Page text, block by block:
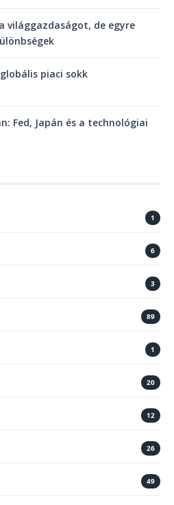
világgazdaságot, de egyre
piaci sokk
Fed, Japán és a technológiai
1
6
3
89
1
20
12
26
49